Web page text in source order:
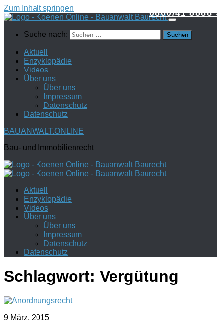
Zum Inhalt springen
Suche nach:
Aktuell
Enzyklopädie
Videos
Über uns
Über uns
Impressum
Datenschutz
Datenschutz
BAUANWALT.ONLINE
Bau- und Immobilienrecht
Aktuell
Enzyklopädie
Videos
Über uns
Über uns
Impressum
Datenschutz
Datenschutz
0800/41 8888 9
Schlagwort: Vergütung
9 März, 2015